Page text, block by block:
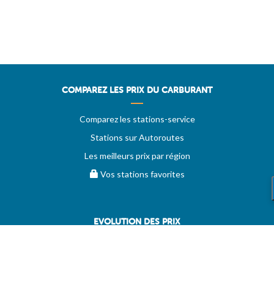
COMPAREZ LES PRIX DU CARBURANT
Comparez les stations-service
Stations sur Autoroutes
Les meilleurs prix par région
Vos stations favorites
EVOLUTION DES PRIX